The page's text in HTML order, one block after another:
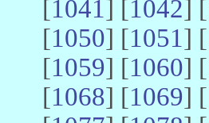
[1041] [1042] [
[1050] [1051] [
[1059] [1060] [
[1068] [1069] [